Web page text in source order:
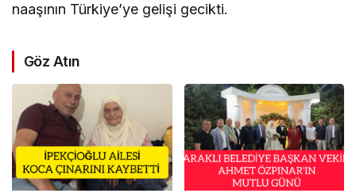
naaşının Türkiye’ye gelişi gecikti.
Göz Atın